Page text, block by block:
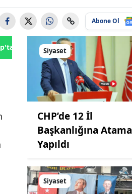
Abone Ol
GönderSiyaset
CHP’de 12 İl
Başkanlığına Atama
Yapıldı
Siyaset